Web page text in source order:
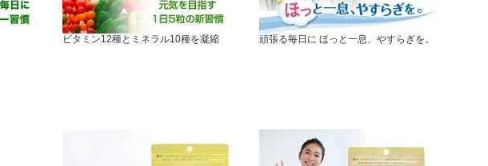
ビタミン12種とミネラル10種を凝縮 頑張る毎日に ほっと一息、やすらぎを。